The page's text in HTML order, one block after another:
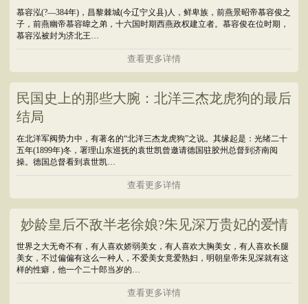
慕容泓(?―384年)，昌黎棘城(今辽宁义县)人，鲜卑族，前燕景昭帝慕容俊之
子，前燕幽帝慕容暐之弟，十六国时期西燕政权建立者。慕容俊在位时期，
慕容泓被封为济北王…
查看更多详情
民国史上的那些大腕：北洋三杰龙虎狗的最后
结局
在北洋军阀势力中，有著名的“北洋三杰龙虎狗”之说。其缘起是：光绪二十
五年(1899年)冬，署理山东巡抚的袁世凯曾邀请德国驻胶州总督到济南阅
操。德国总督看到袁世凯…
查看更多详情
妙龄皇后不敌半老徐娘?朱见深万贵妃的爱情
世界之大无奇不有，有人喜欢娇弱美女，有人喜欢大胸美女，有人喜欢长腿
美女，不过偏偏有这么一种人，不爱美女竟爱熟妇，明朝皇帝朱见深就有这
样的性癖，他一个二十郎当岁的…
查看更多详情